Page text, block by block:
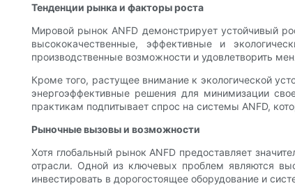
Тенденции рынка и факторы роста
Мировой рынок ANFD демонстрирует устойчивый
высококачественные, эффективные и
производственные возможности и удовлетворить
Кроме того, растущее внимание к экологической
энергоэффективные решения для минимизации
практикам подпитывает спрос на системы ANFD,
Рыночные вызовы и возможности
Хотя глобальный рынок ANFD предоставляет
отрасли. Одной из ключевых проблем являются
инвестировать в дорогостоящее оборудование и